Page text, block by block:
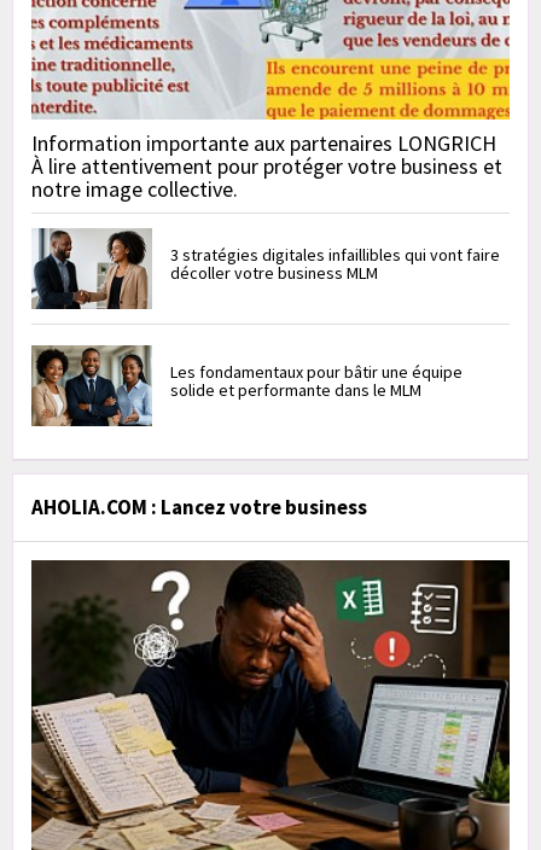
Information importante aux partenaires LONGRICH
À lire attentivement pour protéger votre business et
notre image collective.
3 stratégies digitales infaillibles qui vont faire
décoller votre business MLM
Les fondamentaux pour bâtir une équipe
solide et performante dans le MLM
AHOLIA.COM : Lancez votre business